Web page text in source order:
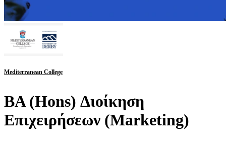
Mediterranean College
BA (Hons) Διοίκηση
Επιχειρήσεων (Marketing)